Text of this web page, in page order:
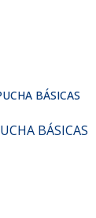
BÁSICAS